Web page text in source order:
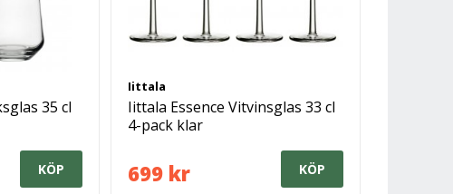
35 cl
KÖP
Iittala
Iittala Essence Vitvinsglas 33 cl
4-pack klar
699 kr KÖP